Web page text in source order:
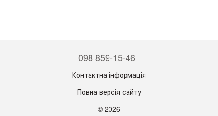
098 859-15-46
Контактна інформація
Повна версія сайту
© 2026